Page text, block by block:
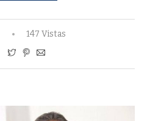
147 Vistas